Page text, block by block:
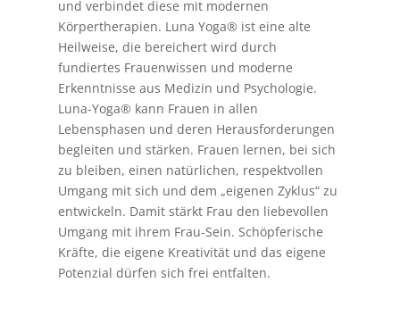
und verbindet diese mit modernen
Körpertherapien. Luna Yoga® ist eine alte
Heilweise, die bereichert wird durch
fundiertes Frauenwissen und moderne
Erkenntnisse aus Medizin und Psychologie.
Luna-Yoga® kann Frauen in allen
Lebensphasen und deren Herausforderungen
begleiten und stärken. Frauen lernen, bei sich
zu bleiben, einen natürlichen, respektvollen
Umgang mit sich und dem „eigenen Zyklus“ zu
entwickeln. Damit stärkt Frau den liebevollen
Umgang mit ihrem Frau-Sein. Schöpferische
Kräfte, die eigene Kreativität und das eigene
Potenzial dürfen sich frei entfalten.